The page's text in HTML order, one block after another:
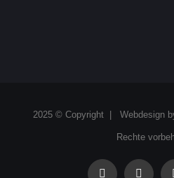
2025 © Copyright | Webdesign
Rechte
facebook